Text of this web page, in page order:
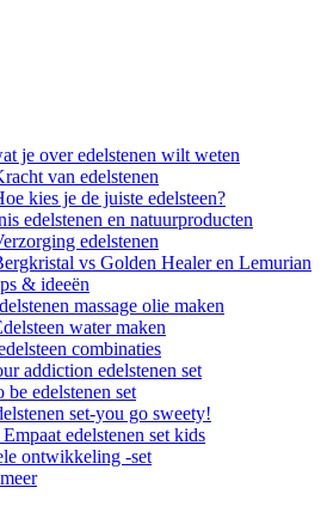
je over edelstenen wilt weten
van edelstenen
kies je de juiste edelsteen?
edelstenen en natuurproducten
edelstenen
vs Golden Healer en Lemurian
& ideeën
massage olie maken
water maken
combinaties
addiction edelstenen set
be edelstenen set
set-you go sweety!
edelstenen set kids
ontwikkeling -set